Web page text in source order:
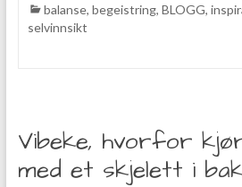
balanse, begeistring, BLOGG,
selvinnsikt
Vibeke, hvorfor
med et skjelett i